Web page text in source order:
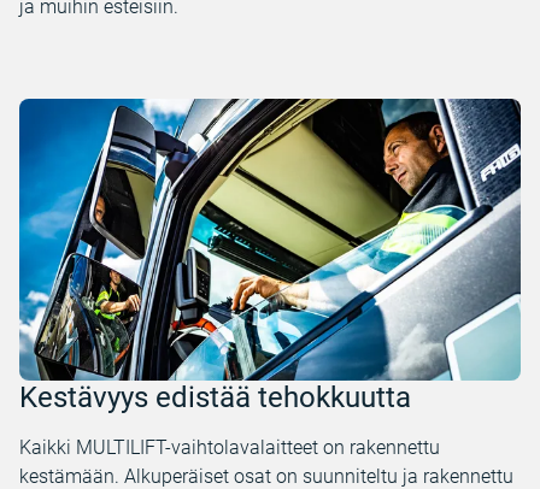
ja muihin esteisiin.
Kestävyys edistää tehokkuutta
Kaikki MULTILIFT-vaihtolavalaitteet on rakennettu
kestämään. Alkuperäiset osat on suunniteltu ja rakennettu